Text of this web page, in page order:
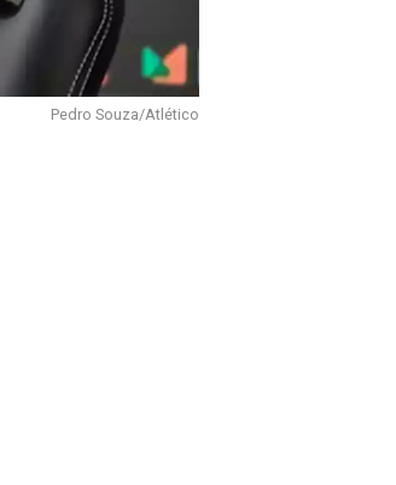
Pedro Souza/Atlético